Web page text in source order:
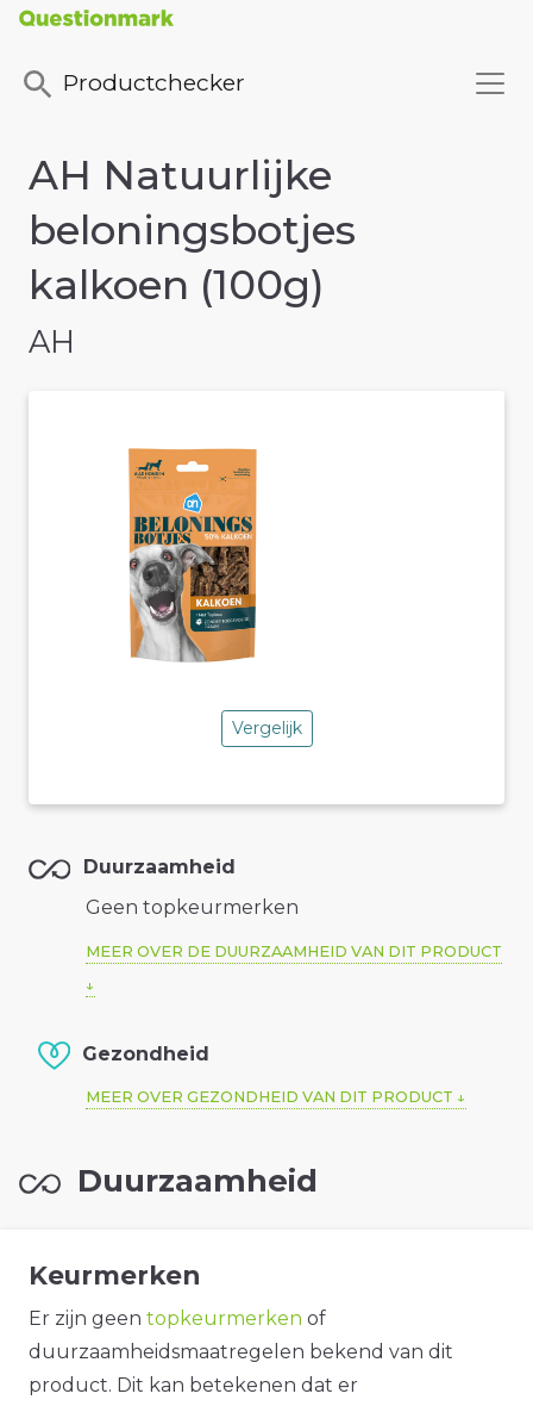
Productchecker
AH Natuurlijke
beloningsbotjes
kalkoen (100g)
AH
Vergelijk
Duurzaamheid
Geen topkeurmerken
MEER OVER DE DUURZAAMHEID VAN DIT PRODUCT
Gezondheid
MEER OVER GEZONDHEID VAN DIT PRODUCT
Duurzaamheid
Keurmerken
Er zijn geen topkeurmerken of
duurzaamheidsmaatregelen bekend van dit
product. Dit kan betekenen dat er